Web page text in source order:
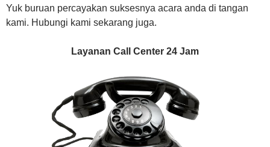
Yuk buruan percayakan suksesnya acara anda di tangan
kami. Hubungi kami sekarang juga.
Layanan Call Center 24 Jam